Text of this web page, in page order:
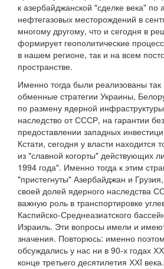
к азербайджанской "сделке века" по
нефтегазовых месторождений в
многому другому, что и сегодня в
формирует геополитические
в нашем регионе, так и на всем
пространстве.
Именно тогда были реализованы
обменные стратегии Украины,
по размену ядерной
наследство от СССР, на гарантии
предоставлении западных
Кстати, сегодня у власти находится
из "славной когорты" действующих
1994 года". Именно тогда к этим
"пристегнуты" Азербайджан и
своей долей ядерного наследства
важную роль в транспортировке
Каспийско-Среднеазиатского
Израиль. Эти вопросы имели и
значения. Повторюсь: именно
обсуждались у нас ни в 90-х годах
конце третьего десятилетия ХХI века.